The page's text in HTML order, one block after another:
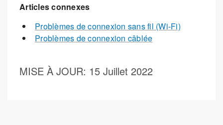
Articles connexes
Problèmes de connexion sans fil (Wi-Fi)
Problèmes de connexion câblée
MISE À JOUR: 15 Juillet 2022